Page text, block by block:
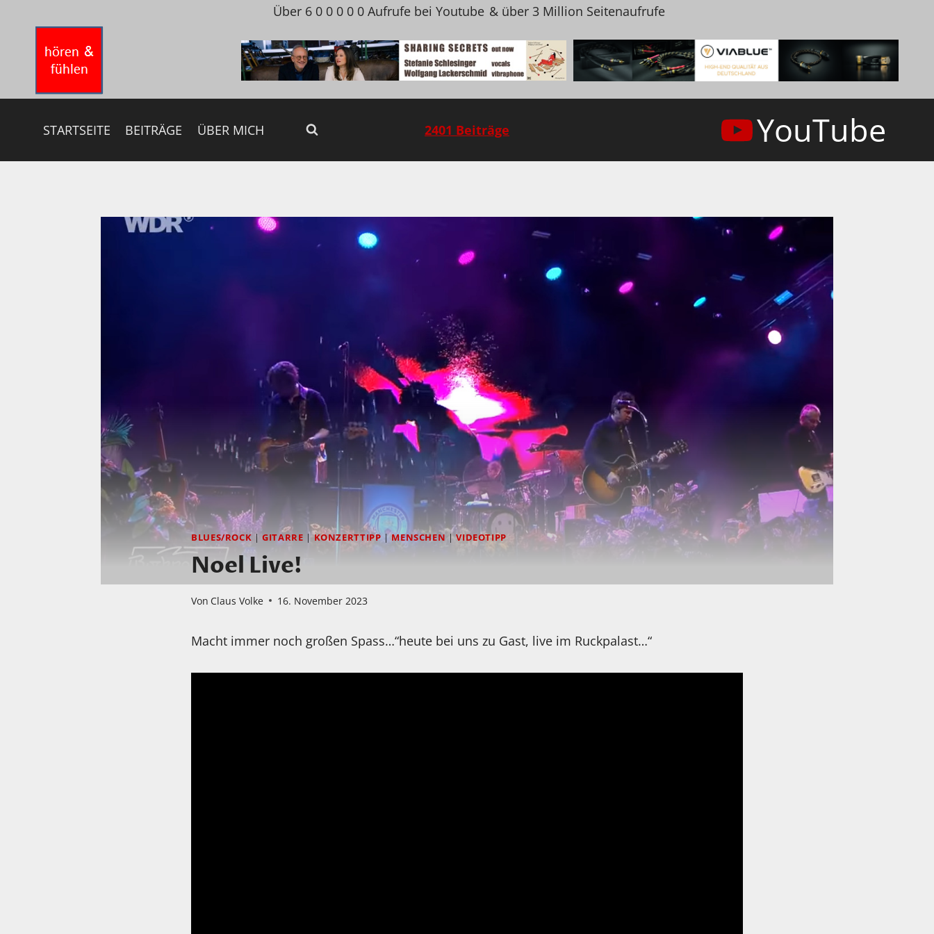
springen
Über 6 0 0 0 0 0 Aufrufe bei Youtube & über 3 Million Seitenaufrufe
STARTSEITE BEITRÄGE ÜBER MICH 2401 Beiträge YouTube
BLUES/ROCK |GITARRE |KONZERTTIPP |MENSCHEN |VIDEOTIPP
Noel Live!
Von Claus Volke 16. November 2023
Macht immer noch großen Spass…“heute bei uns zu Gast, live im Ruckpalast…“